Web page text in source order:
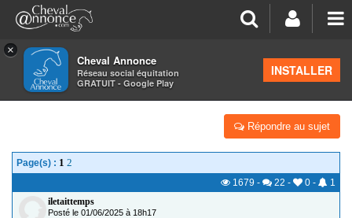
×
Cheval Annonce
Réseau social équitation
GRATUIT - Google Play
INSTALLER
>Formations équestres
BIEN CHOISIR SON COACH
Répondre au sujet
Page(s) : 1 2
1679 - 22 - 0 -
1
iletaittemps
Posté le 01/06/2025 à 18h17